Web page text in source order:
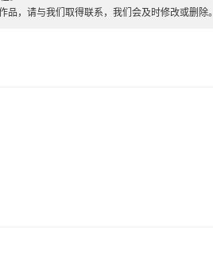
，请与我们取得联系，我们会及时修改或删除。